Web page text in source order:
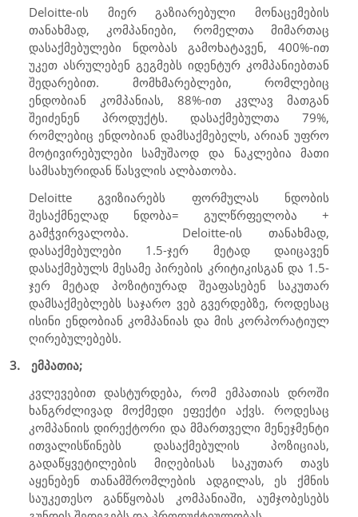
Deloitte-ის მიერ გაზიარებული მონაცემების
თანახმად, კომპანიები, რომელთა მიმართაც
დასაქმებულები ნდობას გამოხატავენ, 400%-ით
უკეთ ასრულებენ გეგმებს იდენტურ კომპანიებთან
შედარებით. მომხმარებლები, რომლებიც
ენდობიან კომპანიას, 88%-ით კვლავ მათგან
შეიძენენ პროდუქტს. დასაქმებულთა 79%,
რომლებიც ენდობიან დამსაქმებელს, არიან უფრო
მოტივირებულები სამუშაოდ და ნაკლებია მათი
სამსახურიდან წასვლის ალბათობა.
Deloitteგვიზიარებს ფორმულას ნდობის
შესაქმნელად ნდობა= გულწრფელობა +
გამჭვირვალობა.
Deloitte-ის თანახმად,
დასაქმებულები 1.5-ჯერ მეტად დაიცავენ
დასაქმებულს მესამე პირების კრიტიკისგან და 1.5-
ჯერ მეტად პოზიტიურად შეაფასებენ საკუთარ
დამსაქმებლებს საჯარო ვებ გვერდებზე, როდესაც
ისინი ენდობიან კომპანიას და მის კორპორატიულ
ღირებულებებს.
3.
ემპათია;
კვლევებით დასტურდება, რომ ემპათიას დროში
ხანგრძლივად მოქმედი ეფექტი აქვს. როდესაც
კომპანიის დირექტორი და მმართველი მენეჯმენტი
ითვალისწინებს დასაქმებულის პოზიციას,
გადაწყვეტილების მიღებისას საკუთარ თავს
აყენებენ თანამშრომლების ადგილას, ეს ქმნის
საუკეთესო განწყობას კომპანიაში, აუმჯობესებს